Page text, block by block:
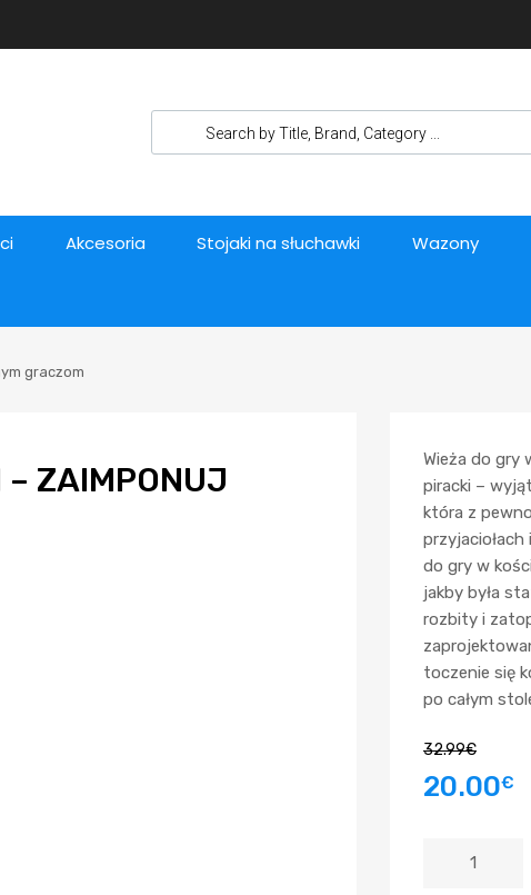
Akcesoria Stojaki na słuchawki Wazony
graczom
– ZAIMPONUJ
Wieża do gry
piracki –
która z
przyjaciołach
do gry w
jakby była
rozbity i
toczenie się
po całym
32.99€
20.00€